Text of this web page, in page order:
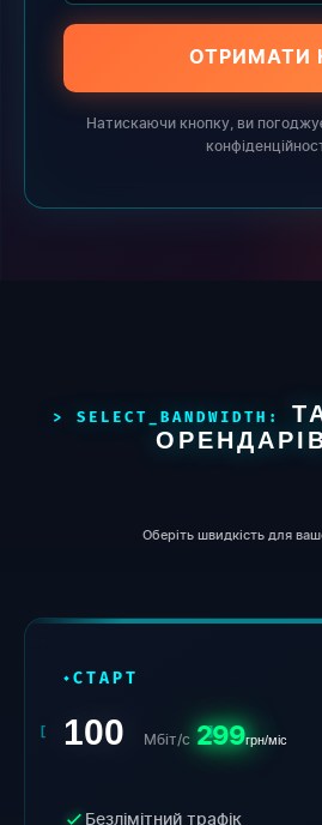
ОТРИМАТИ
Натискаючи кнопку, ви
Оберіть швидкість для
СТАРТ
100 Мбіт/с 299грн/міс
Безлімітний трафік